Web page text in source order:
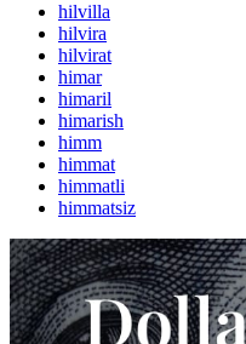
hilvilla
hilvira
hilvirat
himar
himaril
himarish
himm
himmat
himmatli
himmatsiz